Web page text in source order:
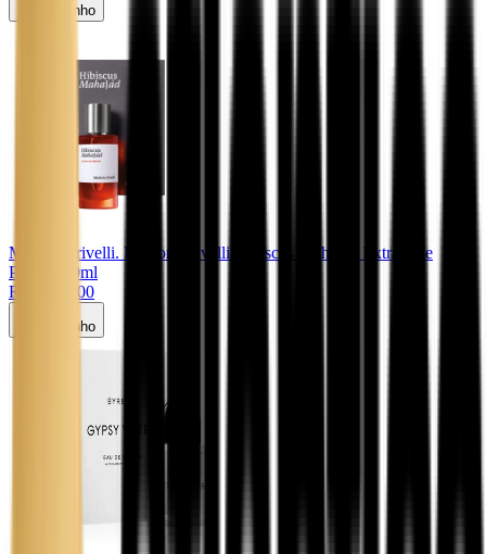
Carrinho
Maison Crivelli. Maison Crivelli Hibiscus Mahajad Extrait De
Parfum 50ml
R$ 2.300,00
Carrinho